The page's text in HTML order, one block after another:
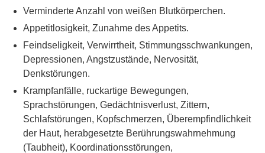
Verminderte Anzahl von weißen Blutkörperchen.
Appetitlosigkeit, Zunahme des Appetits.
Feindseligkeit, Verwirrtheit, Stimmungsschwankungen,
Depressionen, Angstzustände, Nervosität,
Denkstörungen.
Krampfanfälle, ruckartige Bewegungen,
Sprachstörungen, Gedächtnisverlust, Zittern,
Schlafstörungen, Kopfschmerzen, Überempfindlichkeit
der Haut, herabgesetzte Berührungswahrnehmung
(Taubheit), Koordinationsstörungen,